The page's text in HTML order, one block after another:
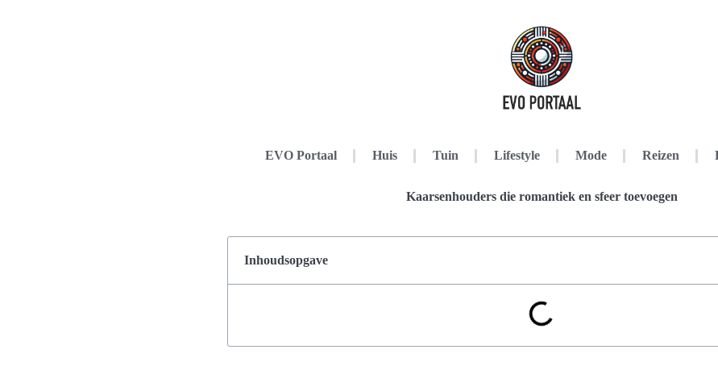
EVO Portaal Huis Tuin Lifestyle Mode Reizen
Kaarsenhouders die romantiek en sfeer toevoegen
Inhoudsopgave